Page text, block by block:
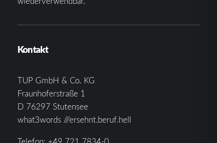
Kontakt
TUP GmbH & Co. KG
Fraunhoferstraße 1
D 76297 Stutensee
what3words ///ersehnt.beruf.hell